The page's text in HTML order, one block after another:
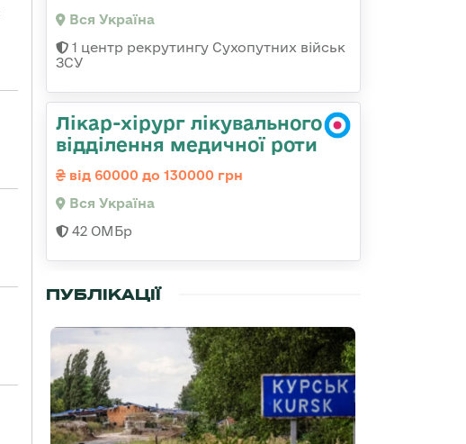
Вся Україна
1 центр рекрутингу Сухопутних військ
ЗСУ
Лікар-хірург лікувального
відділення медичної роти
від 60000 до 130000 грн
Вся Україна
42 ОМБр
ПУБЛІКАЦІЇ